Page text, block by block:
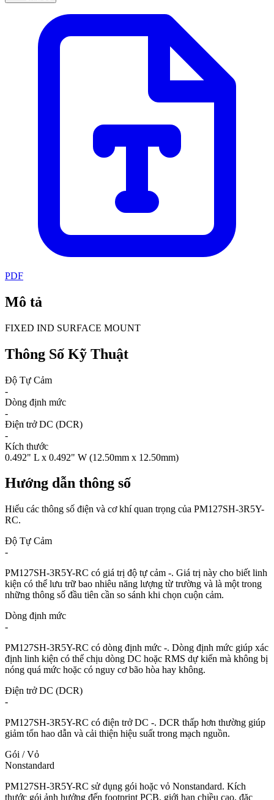
PDF
Mô tả
FIXED IND SURFACE MOUNT
Thông Số Kỹ Thuật
Độ Tự Cảm
-
Dòng định mức
-
Điện trở DC (DCR)
-
Kích thước
0.492" L x 0.492" W (12.50mm x 12.50mm)
Hướng dẫn thông số
Hiểu các thông số điện và cơ khí quan trọng của PM127SH-3R5Y-
RC.
Độ Tự Cảm
-
PM127SH-3R5Y-RC có giá trị độ tự cảm -. Giá trị này cho biết linh
kiện có thể lưu trữ bao nhiêu năng lượng từ trường và là một trong
những thông số đầu tiên cần so sánh khi chọn cuộn cảm.
Dòng định mức
-
PM127SH-3R5Y-RC có dòng định mức -. Dòng định mức giúp xác
định linh kiện có thể chịu dòng DC hoặc RMS dự kiến mà không bị
nóng quá mức hoặc có nguy cơ bão hòa hay không.
Điện trở DC (DCR)
-
PM127SH-3R5Y-RC có điện trở DC -. DCR thấp hơn thường giúp
giảm tổn hao dẫn và cải thiện hiệu suất trong mạch nguồn.
Gói / Vỏ
Nonstandard
PM127SH-3R5Y-RC sử dụng gói hoặc vỏ Nonstandard. Kích
thước gói ảnh hưởng đến footprint PCB, giới hạn chiều cao, đặc